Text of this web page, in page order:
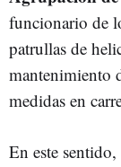
funcionario de
patrullas de
mantenimiento
medidas en
En este